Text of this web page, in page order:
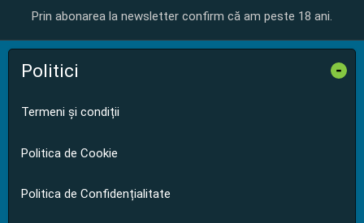
Prin abonarea la newsletter confirm că am peste 18 ani.
Politici -
Termeni și condiții
Politica de Cookie
Politica de Confidențialitate